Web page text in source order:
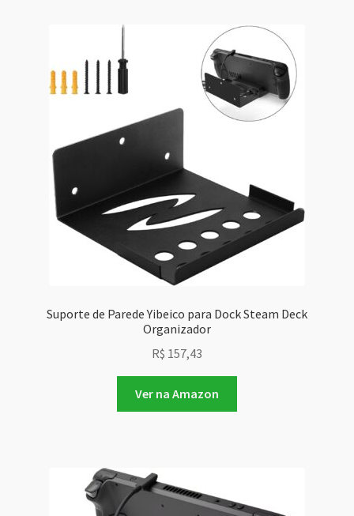
Suporte de Parede Yibeico para Dock Steam Deck
Organizador
R$ 157,43
Ver na Amazon